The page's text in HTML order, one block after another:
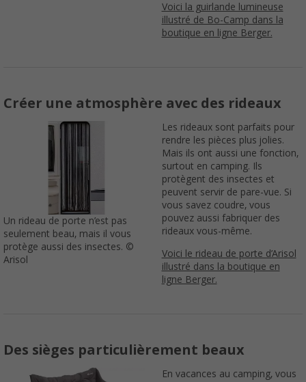
Voici la guirlande lumineuse
illustré de Bo-Camp dans la
boutique en ligne Berger.
Créer une atmosphère avec des rideaux
Un rideau de porte n’est pas
seulement beau, mais il vous
protège aussi des insectes. ©
Arisol
Les rideaux sont parfaits pour
rendre les pièces plus jolies.
Mais ils ont aussi une fonction,
surtout en camping. Ils
protègent des insectes et
peuvent servir de pare-vue. Si
vous savez coudre, vous
pouvez aussi fabriquer des
rideaux vous-même.
Voici le rideau de porte d’Arisol
illustré dans la boutique en
ligne Berger.
Des sièges particulièrement beaux
En vacances au camping, vous